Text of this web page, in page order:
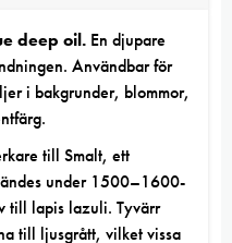
deep oil. En djupare
Användbar för
i bakgrunder, blommor,
till Smalt, ett
under 1500–1600-
till lapis lazuli. Tyvärr
till ljusgrått, vilket vissa